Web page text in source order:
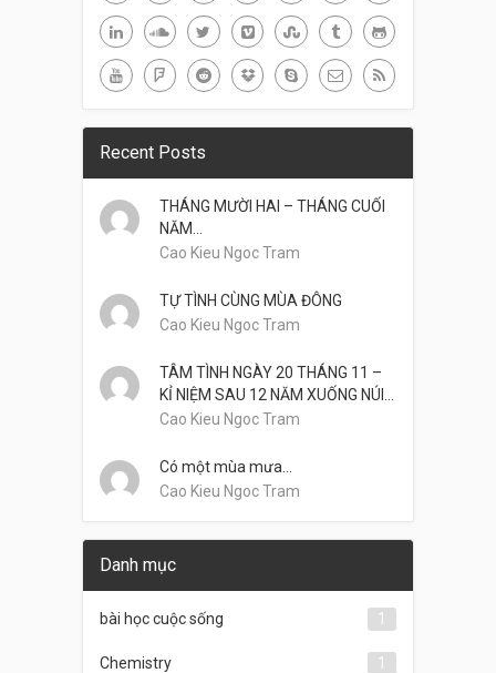
Recent Posts
THÁNG MƯỜI HAI – THÁNG CUỐI
NĂM…
Cao Kieu Ngoc Tram
TỰ TÌNH CÙNG MÙA ĐÔNG
Cao Kieu Ngoc Tram
TÂM TÌNH NGÀY 20 THÁNG 11 –
KỈ NIỆM SAU 12 NĂM XUỐNG NÚI…
Cao Kieu Ngoc Tram
Có một mùa mưa…
Cao Kieu Ngoc Tram
Danh mục
bài học cuộc sống 1
Chemistry 1